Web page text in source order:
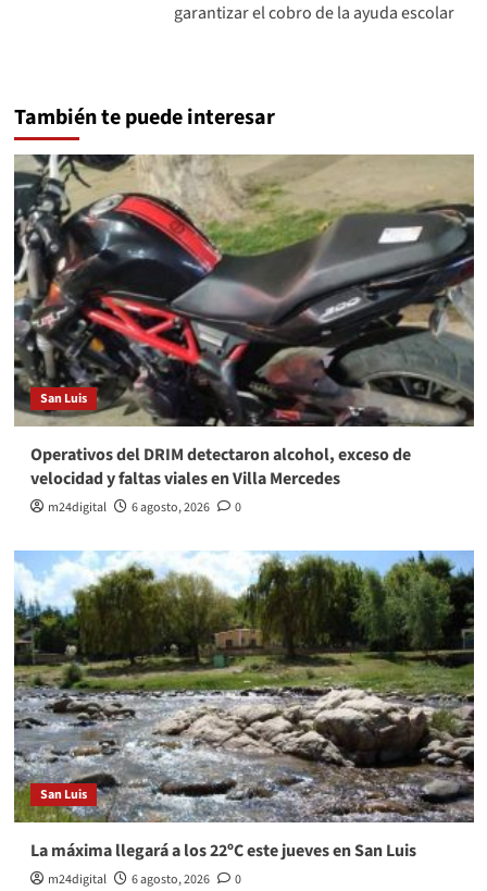
garantizar el cobro de la ayuda escolar
También te puede interesar
San Luis
Operativos del DRIM detectaron alcohol, exceso de
velocidad y faltas viales en Villa Mercedes
m24digital 6 agosto, 2026 0
San Luis
La máxima llegará a los 22ºC este jueves en San Luis
m24digital 6 agosto, 2026 0